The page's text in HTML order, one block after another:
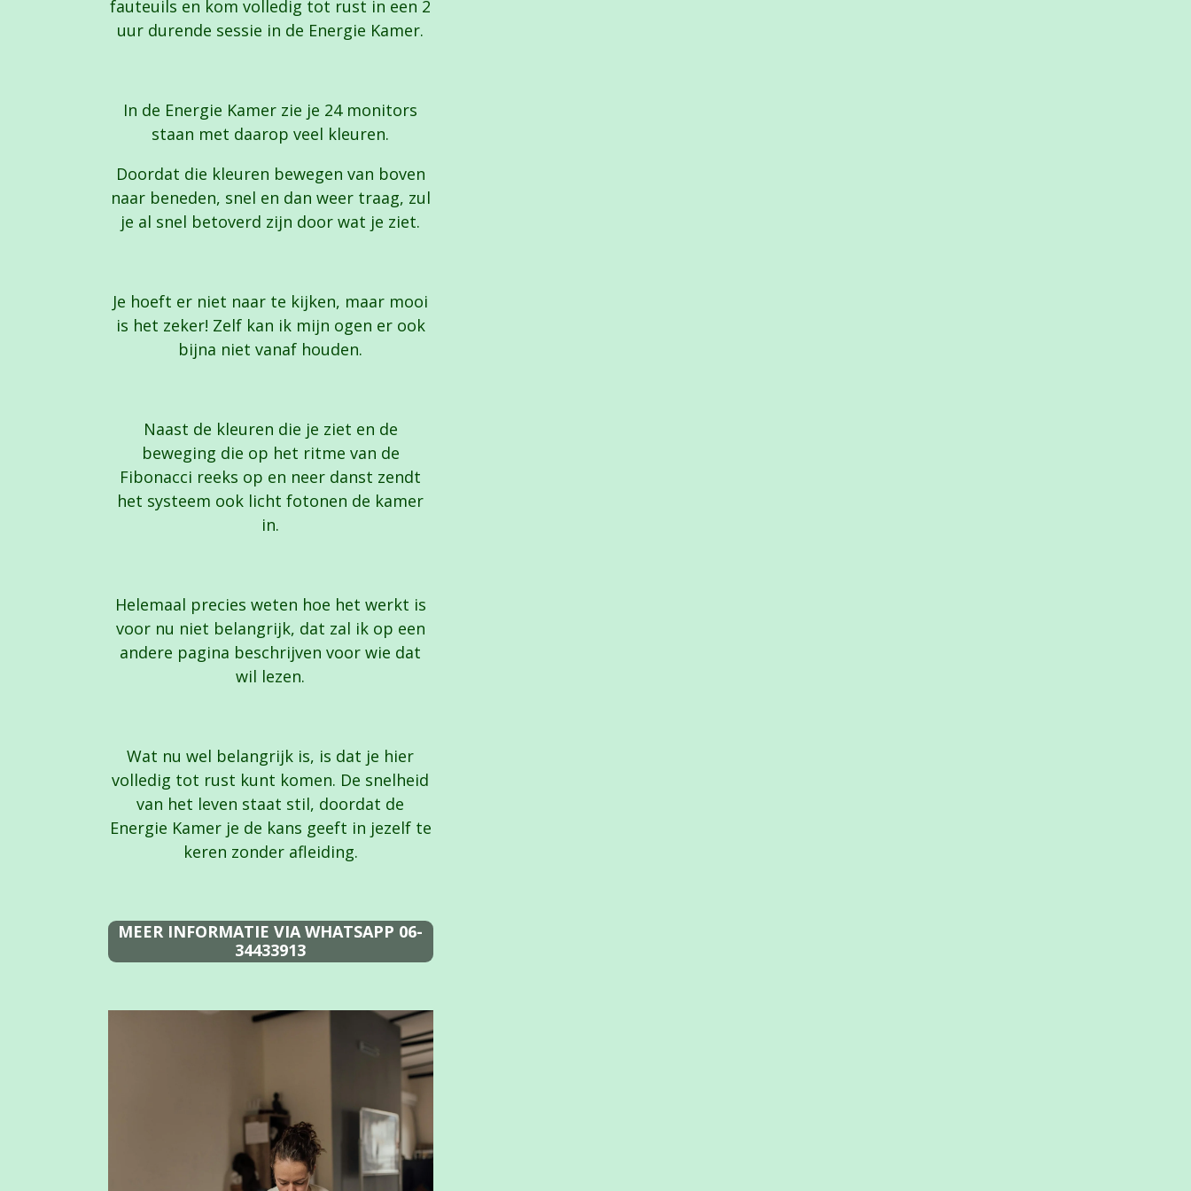
fauteuils en kom volledig tot rust in een 2
uur durende sessie in de Energie Kamer.
In de Energie Kamer zie je 24 monitors
staan met daarop veel kleuren.
Doordat die kleuren bewegen van boven
naar beneden, snel en dan weer traag, zul
je al snel betoverd zijn door wat je ziet.
Je hoeft er niet naar te kijken, maar mooi
is het zeker! Zelf kan ik mijn ogen er ook
bijna niet vanaf houden.
Naast de kleuren die je ziet en de
beweging die op het ritme van de
Fibonacci reeks op en neer danst zendt
het systeem ook licht fotonen de kamer
in.
Helemaal precies weten hoe het werkt is
voor nu niet belangrijk, dat zal ik op een
andere pagina beschrijven voor wie dat
wil lezen.
Wat nu wel belangrijk is, is dat je hier
volledig tot rust kunt komen. De snelheid
van het leven staat stil, doordat de
Energie Kamer je de kans geeft in jezelf te
keren zonder afleiding.
MEER INFORMATIE VIA WHATSAPP 06-
34433913